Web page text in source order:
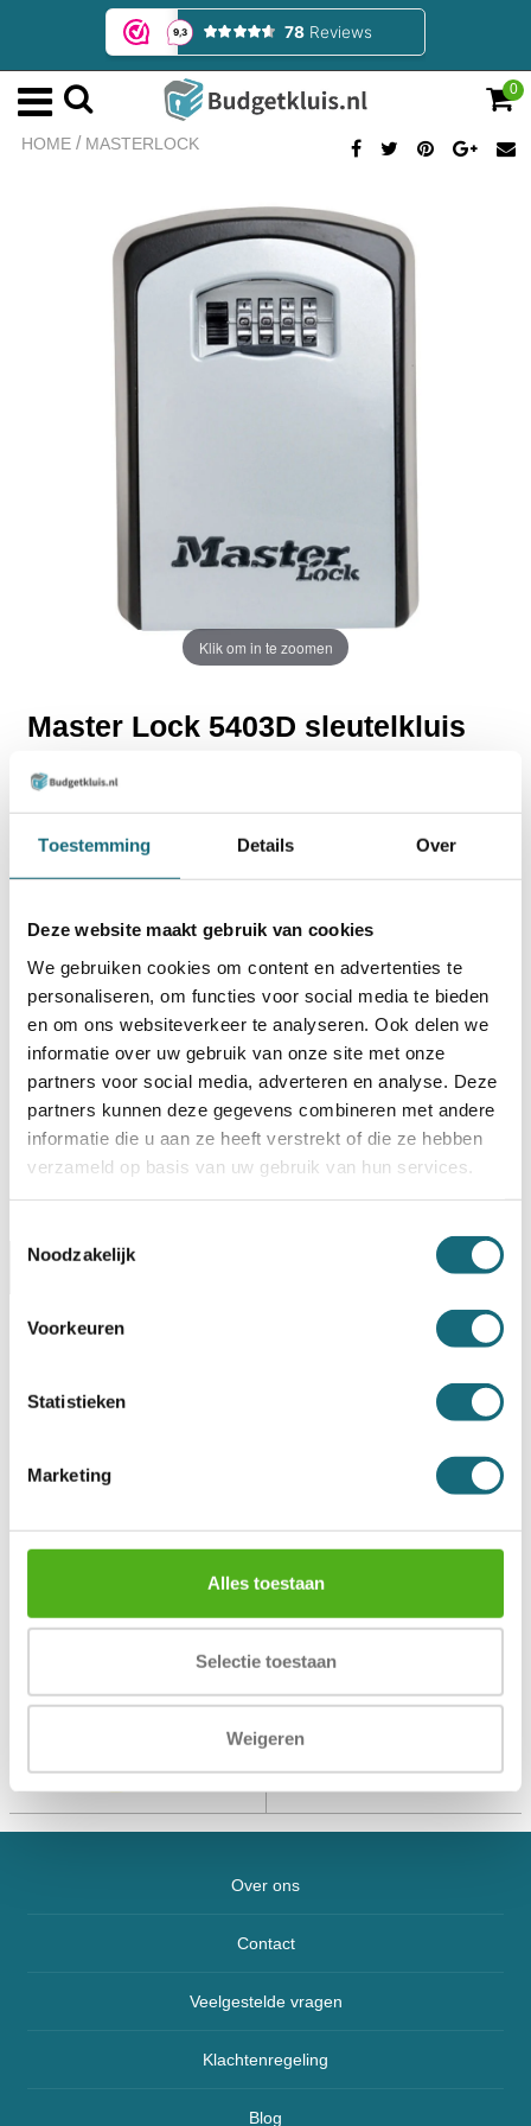
Toestemming Details Over
Deze website maakt gebruik van cookies
We gebruiken cookies om content en advertenties te
personaliseren, om functies voor social media te bieden
en om ons websiteverkeer te analyseren. Ook delen we
informatie over uw gebruik van onze site met onze
partners voor social media, adverteren en analyse. Deze
partners kunnen deze gegevens combineren met andere
informatie die u aan ze heeft verstrekt of die ze hebben
verzameld op basis van uw gebruik van hun services.
Noodzakelijk
Voorkeuren
Statistieken
Marketing
Alles toestaan
Selectie toestaan
Weigeren
0
HOME / MASTERLOCK
Klik om in te zoomen
Master Lock 5403D sleutelkluis
Incl. BTW€57,50
€47,52
BESTELLEN OP REKENING
Op voorraad? Besteld voor14:30 uur,dezelfde werkdag
verstuurd!
Omschrijving Levering & Retour
Garanties
EAN code
Model
Type slot
Type sleutelhaken
Standaard
Sleutelkluis geschikt voor
Buiten
146x106x52 mm
Inwendige afmetingen
(HxBxD)
115 x 80 x 30 mm
Achterwand
Kleur
Zwart / Lichtgrijs
Over ons
Contact
Veelgestelde vragen
Klachtenregeling
Blog